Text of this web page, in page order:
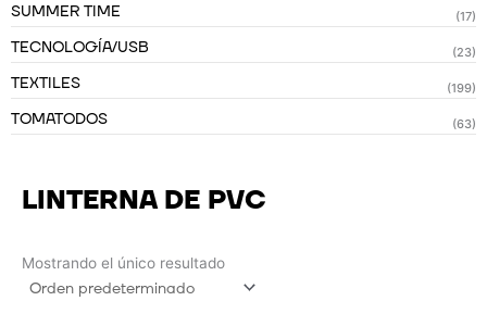
SUMMER TIME (17)
TECNOLOGÍA/USB (23)
TEXTILES (199)
TOMATODOS (63)
LINTERNA DE PVC
Mostrando el único resultado